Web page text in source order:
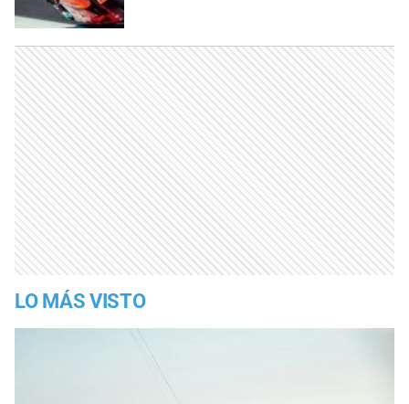
LO MÁS VISTO